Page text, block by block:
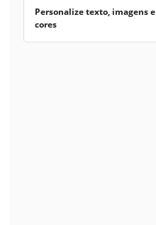
Personalize texto, imagens e
cores